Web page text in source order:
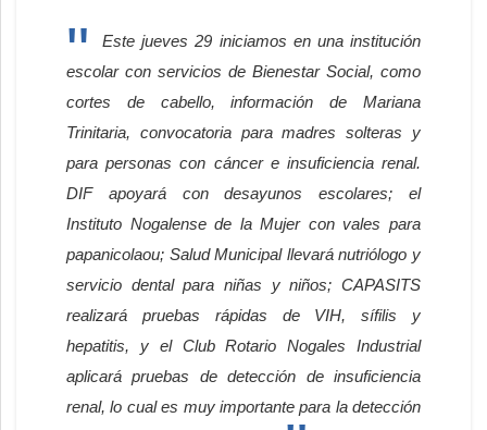
Este jueves 29 iniciamos en una institución
escolar con servicios de Bienestar Social, como
cortes de cabello, información de Mariana
Trinitaria, convocatoria para madres solteras y
para personas con cáncer e insuficiencia renal.
DIF apoyará con desayunos escolares; el
Instituto Nogalense de la Mujer con vales para
papanicolaou; Salud Municipal llevará nutriólogo y
servicio dental para niñas y niños; CAPASITS
realizará pruebas rápidas de VIH, sífilis y
hepatitis, y el Club Rotario Nogales Industrial
aplicará pruebas de detección de insuficiencia
renal, lo cual es muy importante para la detección